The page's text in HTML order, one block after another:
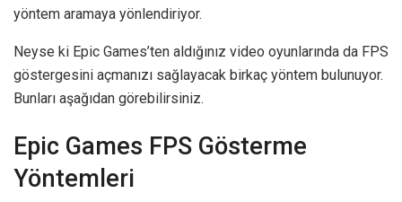
yöntem aramaya yönlendiriyor.
Neyse ki Epic Games’ten aldığınız video oyunlarında da FPS
göstergesini açmanızı sağlayacak birkaç yöntem bulunuyor.
Bunları aşağıdan görebilirsiniz.
Epic Games FPS Gösterme
Yöntemleri